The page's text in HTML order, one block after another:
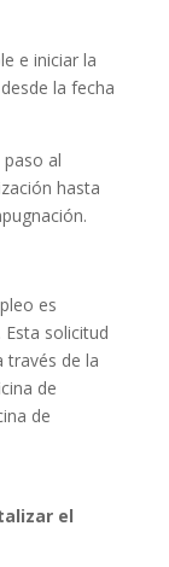
e iniciar la
la fecha
paso al
hasta
es
solicitud
través de la
de
de
el